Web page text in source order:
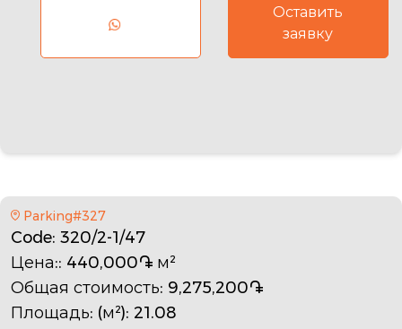
Оставить
заявку
Parking#327
Code: 320/2-1/47
Цена:: 440,000֏ м²
Общая стоимость: 9,275,200֏
Площадь: (м²): 21.08